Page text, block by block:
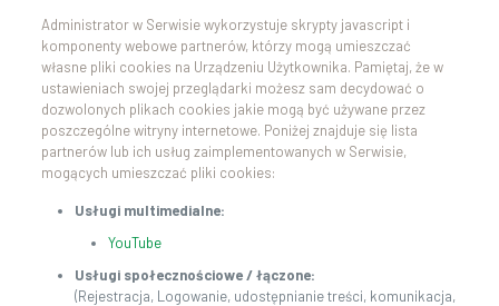
Administrator w Serwisie wykorzystuje skrypty javascript i
komponenty webowe partnerów, którzy mogą umieszczać
własne pliki cookies na Urządzeniu Użytkownika. Pamiętaj, że w
ustawieniach swojej przeglądarki możesz sam decydować o
dozwolonych plikach cookies jakie mogą być używane przez
poszczególne witryny internetowe. Poniżej znajduje się lista
partnerów lub ich usług zaimplementowanych w Serwisie,
mogących umieszczać pliki cookies:
Usługi multimedialne:
YouTube
Usługi społecznościowe / łączone:
(Rejestracja, Logowanie, udostępnianie treści, komunikacja,